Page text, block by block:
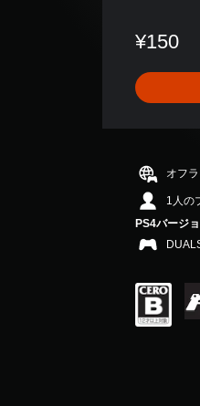
は
1
、
均
価
は
段
中
4
6
¥150
オフ
1人の
PS4バージ